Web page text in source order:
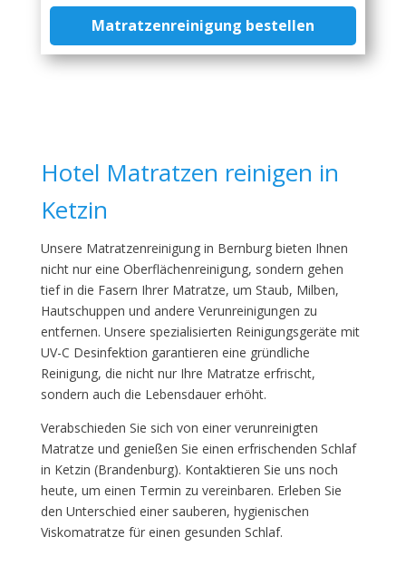
Matratzenreinigung bestellen
Hotel Matratzen reinigen in
Ketzin
Unsere Matratzenreinigung in Bernburg bieten Ihnen
nicht nur eine Oberflächenreinigung, sondern gehen
tief in die Fasern Ihrer Matratze, um Staub, Milben,
Hautschuppen und andere Verunreinigungen zu
entfernen. Unsere spezialisierten Reinigungsgeräte mit
UV-C Desinfektion garantieren eine gründliche
Reinigung, die nicht nur Ihre Matratze erfrischt,
sondern auch die Lebensdauer erhöht.
Verabschieden Sie sich von einer verunreinigten
Matratze und genießen Sie einen erfrischenden Schlaf
in Ketzin (Brandenburg). Kontaktieren Sie uns noch
heute, um einen Termin zu vereinbaren. Erleben Sie
den Unterschied einer sauberen, hygienischen
Viskomatratze für einen gesunden Schlaf.